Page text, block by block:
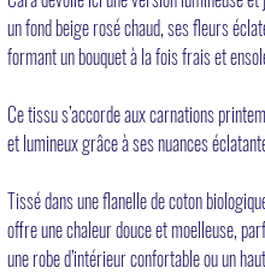
un fond beige rosé chaud, ses fleurs
formant un bouquet à la fois frais et
Ce tissu s’accorde aux carnations
et lumineux grâce à ses nuances
Tissé dans une flanelle de coton
offre une chaleur douce et moelleuse,
une robe d’intérieur confortable ou un